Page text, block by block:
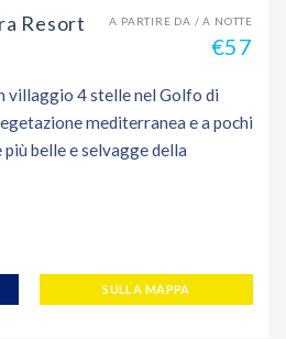
A PARTIRE DA / A NOTTE
€57
Resort
villaggio 4 stelle nel Golfo di
mediterranea e a pochi
belle e selvagge della
SULLA MAPPA